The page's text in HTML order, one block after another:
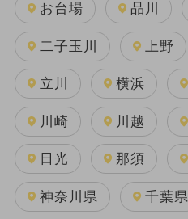
お台場 品川
二子玉川 上野
立川 横浜
川崎 川越
日光 那須
神奈川県 千葉県